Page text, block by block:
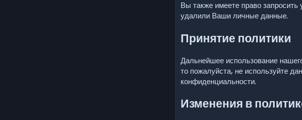
Вы также имеете право
удалили Ваши личные данные.
Принятие политики
Дальнейшее использование
то пожалуйста, не используйте
конфиденциальности.
Изменения в